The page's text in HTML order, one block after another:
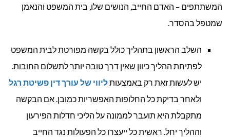
המשתתפים – האדם החייב, הנושים שלו, בית המשפט והנאמן
שמטפל בהסדר.
השלב הראשון בתהליך כולל בקשה מפורטת לבית המשפט
לפתיחת ההליך כיוון שאין דרך טובה יותר לתשלום החובות.
יש לעשות זאת רק באמצעותליווי של עורך דין פשיטת רגל
ולאחר בדיקת כל החלופות האפשריות כמובן. אם הבקשה
מתקבלת היא תועבר לממונה על הליכי חדלות הפירעון
וההליך יחל. ראשית כל ייעצרו כל הפעולות נגד החייב